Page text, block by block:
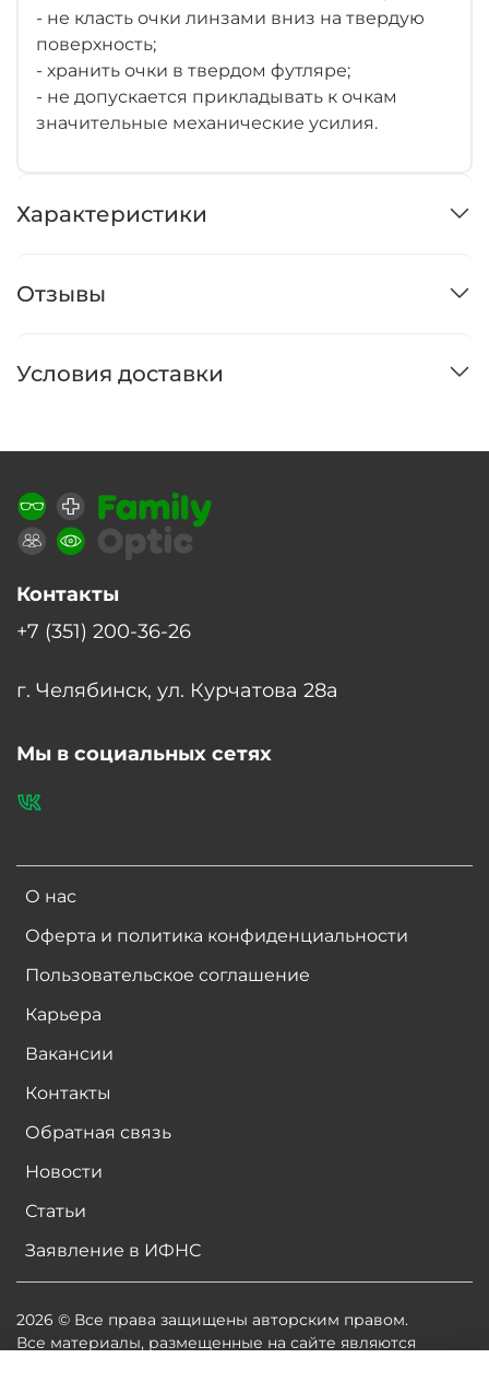
- не класть очки линзами вниз на твердую
поверхность;
- хранить очки в твердом футляре;
- не допускается прикладывать к очкам
значительные механические усилия.
Характеристики
Отзывы
Условия доставки
О нас
Оферта и политика конфиденциальности
Пользовательское соглашение
Карьера
Вакансии
Контакты
Обратная связь
Новости
Статьи
Заявление в ИФНС
Контакты
+7 (351) 200-36-26
г. Челябинск, ул. Курчатова 28а
Мы в социальных сетях
2026 © Все права защищены авторским правом.
Все материалы, размещенные на сайте являются